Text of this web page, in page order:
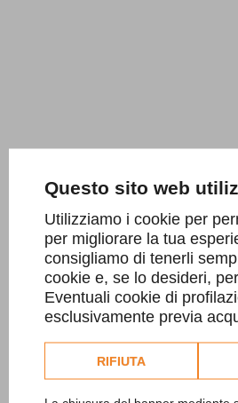
Questo sito web
Utilizziamo i cookie per
per migliorare la tua
consigliamo di tenerli
cookie e, se lo desideri,
Eventuali cookie di
esclusivamente previa
Consulta l'informativa
RIFIUTA